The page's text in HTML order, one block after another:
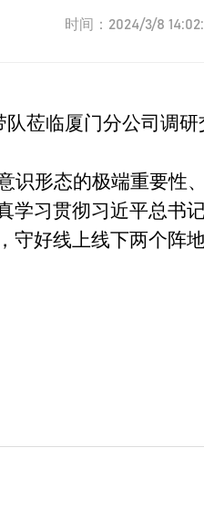
时间：2024/3/8
队莅临厦门分公司调研
识形态的极端重要性
学习贯彻习近平总书
守好线上线下两个阵地